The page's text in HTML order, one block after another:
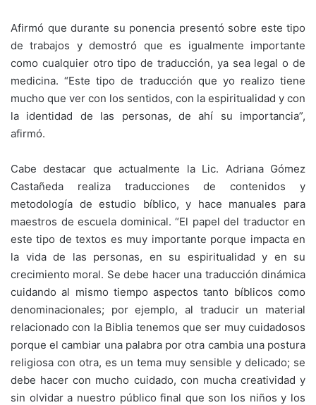
Afirmó que durante su ponencia presentó sobre este tipo
de trabajos y demostró que es igualmente importante
como cualquier otro tipo de traducción, ya sea legal o de
medicina. “Este tipo de traducción que yo realizo tiene
mucho que ver con los sentidos, con la espiritualidad y con
la identidad de las personas, de ahí su importancia”,
afirmó.
Cabe destacar que actualmente la Lic. Adriana Gómez
Castañeda realiza traducciones de contenidos y
metodología de estudio bíblico, y hace manuales para
maestros de escuela dominical. “El papel del traductor en
este tipo de textos es muy importante porque impacta en
la vida de las personas, en su espiritualidad y en su
crecimiento moral. Se debe hacer una traducción dinámica
cuidando al mismo tiempo aspectos tanto bíblicos como
denominacionales; por ejemplo, al traducir un material
relacionado con la Biblia tenemos que ser muy cuidadosos
porque el cambiar una palabra por otra cambia una postura
religiosa con otra, es un tema muy sensible y delicado; se
debe hacer con mucho cuidado, con mucha creatividad y
sin olvidar a nuestro público final que son los niños y los